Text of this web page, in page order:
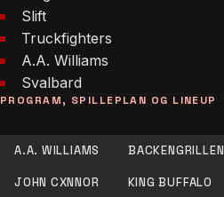
Slift
Truckfighters
A.A. Williams
Svalbard
PROGRAM, SPILLEPLAN OG LINEUP
A.A. WILLIAMS BACKENGRILLEN
JOHN CXNNOR KING BUFFALO